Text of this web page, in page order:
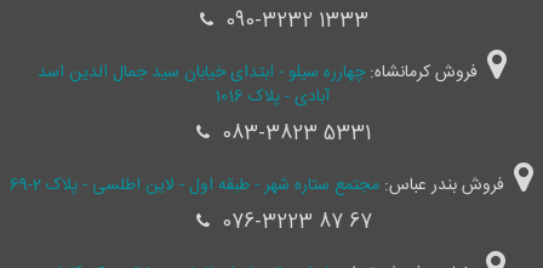
090-3232 1333
فروش کرمانشاه:چهارره سیلو - ابتدای خیابان سید جمال ‌الدین اسد
آبادی - پلاک 1016
083-3823 5331
فروش بندر عباس: مجتمع ستاره شهر - طبقه اول - لاین اطلسی - پلاک 2-69
076-3223 87 67